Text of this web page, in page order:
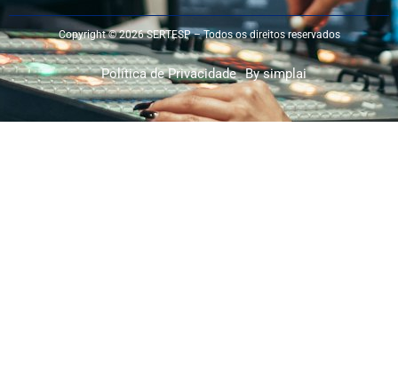
Copyright © 2026 SERTESP – Todos os direitos reservados
Política de Privacidade By simplai